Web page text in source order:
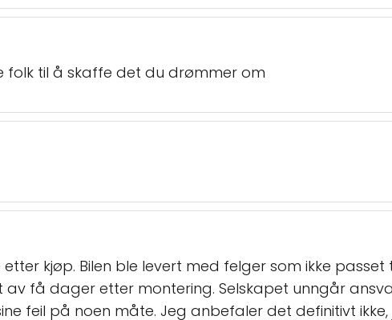
folk til å skaffe det du drømmer om
etter kjøp. Bilen ble levert med felger som ikke
få dager etter montering. Selskapet unngår
feil på noen måte. Jeg anbefaler det definitivt